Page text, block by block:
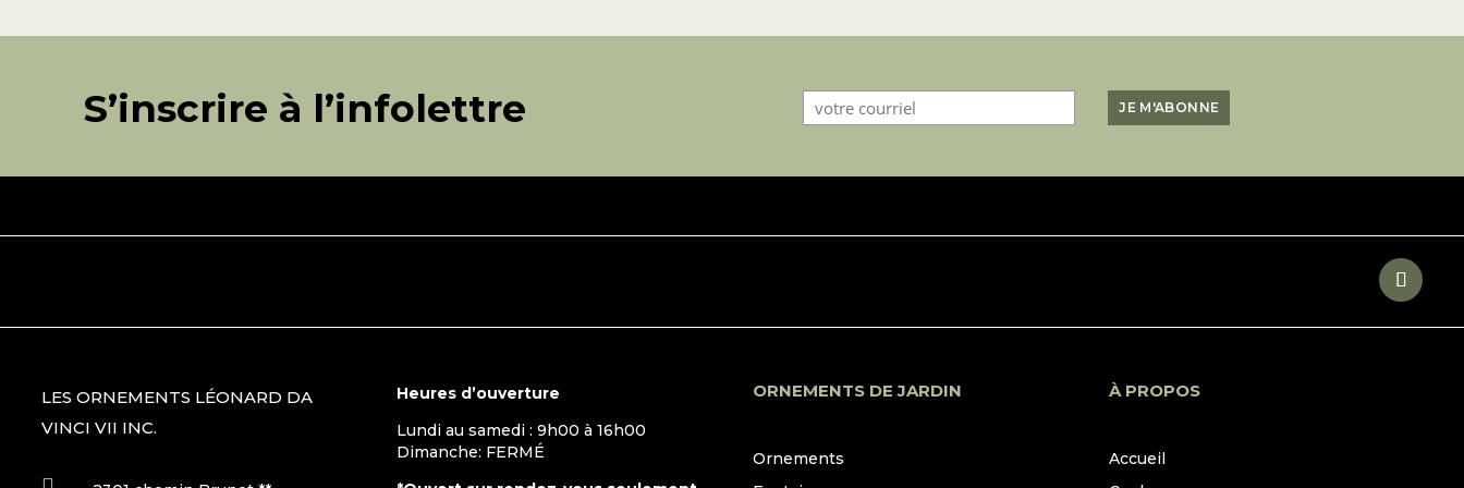
S’inscrire à l’infolettre
LES ORNEMENTS LÉONARD DA
VINCI VII INC.
Heures d’ouverture
Lundi au samedi : 9h00 à 16h00
Dimanche: FERMÉ
ORNEMENTS DE JARDIN
Ornements
À PROPOS
Accueil